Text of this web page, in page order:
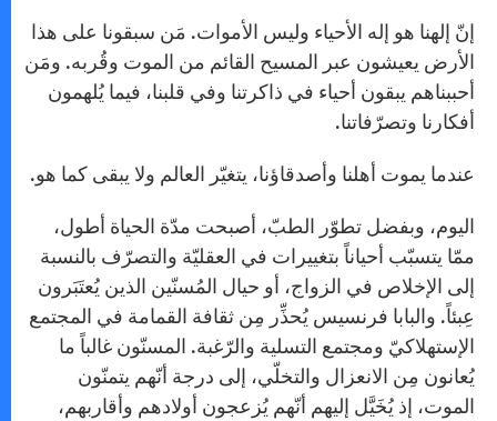
إنّ إلهنا هو إله الأحياء وليس الأموات. مَن سبقونا على هذا
الأرض يعيشون عبر المسيح القائم من الموت وقُربه. ومَن
أحببناهم يبقون أحياء في ذاكرتنا وفي قلبنا، فيما يُلهمون
أفكارنا وتصرّفاتنا.
عندما يموت أهلنا وأصدقاؤنا، يتغيّر العالم ولا يبقى كما هو.
اليوم، وبفضل تطوّر الطبّ، أصبحت مدّة الحياة أطول،
ممّا يتسبّب أحياناً بتغييرات في العقليّة والتصرّف بالنسبة
إلى الإخلاص في الزواج، أو حيال المُسنّين الذين يُعتَبَرون
عِبئاً. والبابا فرنسيس يُحذِّر مِن ثقافة القمامة في المجتمع
الإستهلاكيّ ومجتمع التسلية والرّغبة. المسنّون غالباً ما
يُعانون مِن الانعزال والتخلّي، إلى درجة أنّهم يتمنّون
الموت، إذ يُخَيَّل إليهم أنّهم يُزعجون أولادهم وأقاربهم،